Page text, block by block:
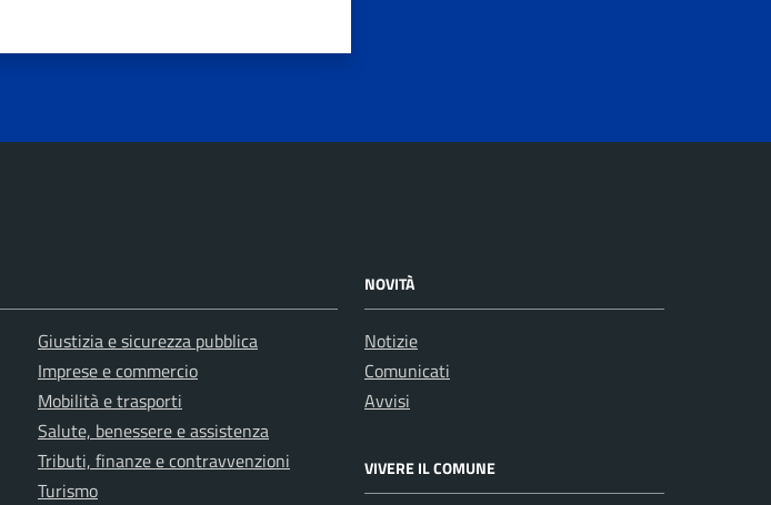
Giustizia e sicurezza pubblica
Imprese e commercio
Mobilità e trasporti
Salute, benessere e assistenza
Tributi, finanze e contravvenzioni
Turismo
NOVITÀ
Notizie
Comunicati
Avvisi
VIVERE IL COMUNE